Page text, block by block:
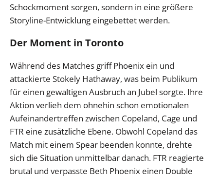
Schockmoment sorgen, sondern in eine größere
Storyline-Entwicklung eingebettet werden.
Der Moment in Toronto
Während des Matches griff Phoenix ein und
attackierte Stokely Hathaway, was beim Publikum
für einen gewaltigen Ausbruch an Jubel sorgte. Ihre
Aktion verlieh dem ohnehin schon emotionalen
Aufeinandertreffen zwischen Copeland, Cage und
FTR eine zusätzliche Ebene. Obwohl Copeland das
Match mit einem Spear beenden konnte, drehte
sich die Situation unmittelbar danach. FTR reagierte
brutal und verpasste Beth Phoenix einen Double